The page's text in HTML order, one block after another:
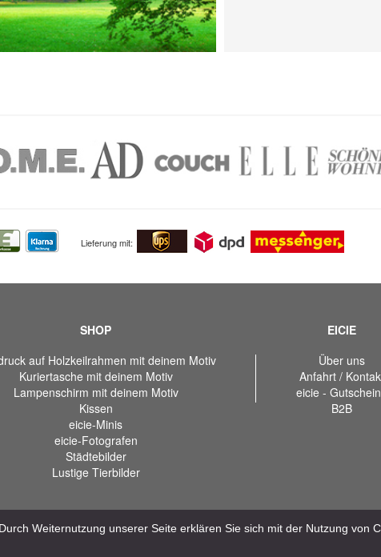
Lieferung mit:
SHOP
auf Holzkeilrahmen mit deinem Motiv
Kuriertasche mit deinem Motiv
Lampenschirm mit deinem Motiv
Kissen
eicie-Minis
eicie-Fotografen
Städtebilder
Lustige Tierbilder
EICIE
Über uns
Anfahrt /
eicie -
B2B
Weiternutzung unserer Seite erklären Sie sich mit der Nutzung von